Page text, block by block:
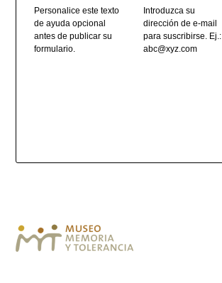
Personalice este texto
de ayuda opcional
antes de publicar su
formulario.
Introduzca su
dirección de e-mail
para suscribirse. Ej.:
abc@xyz.com